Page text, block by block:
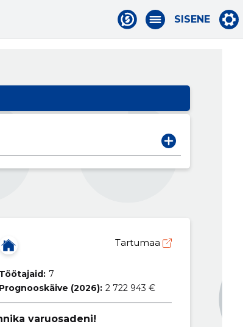
SISENE
Tartumaa
Töötajaid: 7
Prognooskäive (2026): 2 722 943 €
varuosadeni!